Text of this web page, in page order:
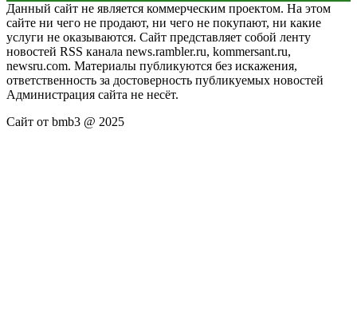
Данный сайт не является коммерческим проектом. На этом
сайте ни чего не продают, ни чего не покупают, ни какие
услуги не оказываются. Сайт представляет собой ленту
новостей RSS канала news.rambler.ru, kommersant.ru,
newsru.com. Материалы публикуются без искажения,
ответственность за достоверность публикуемых новостей
Администрация сайта не несёт.
Сайт от bmb3 @ 2025